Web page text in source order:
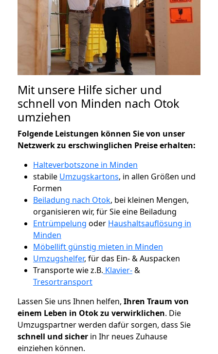
Mit unsere Hilfe sicher und
schnell von Minden nach Otok
umziehen
Folgende Leistungen können Sie von unser
Netzwerk zu erschwinglichen Preise erhalten:
Halteverbotszone in Minden
stabile Umzugskartons, in allen Größen und
Formen
Beiladung nach Otok, bei kleinen Mengen,
organisieren wir, für Sie eine Beiladung
Entrümpelung oder Haushaltsauflösung in
Minden
Möbellift günstig mieten in Minden
Umzugshelfer, für das Ein- & Auspacken
Transporte wie z.B. Klavier-&
Tresortransport
Lassen Sie uns Ihnen helfen, Ihren Traum von
einem Leben in Otok zu verwirklichen. Die
Umzugspartner werden dafür sorgen, dass Sie
schnell und sicher in Ihr neues Zuhause
einziehen können.